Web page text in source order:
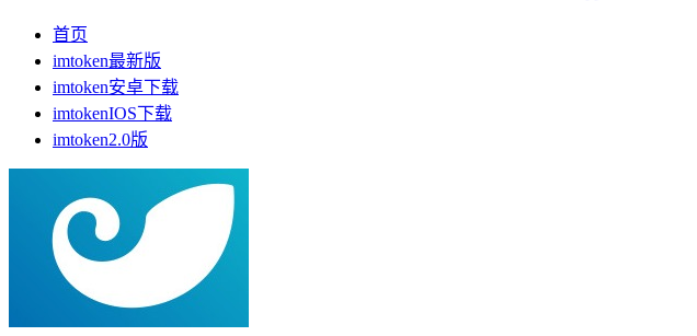
首页
imtoken最新版
imtoken安卓下载
imtokenIOS下载
imtoken2.0版